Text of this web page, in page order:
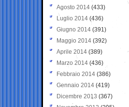
Agosto 2014 (433)
Luglio 2014 (436)
Giugno 2014 (391)
Maggio 2014 (392)
Aprile 2014 (389)
Marzo 2014 (436)
Febbraio 2014 (386)
Gennaio 2014 (419)
Dicembre 2013 (367)